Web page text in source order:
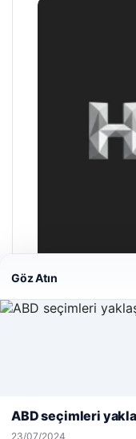
Hastaş Beton
Web sitemizi nasıl
deneyiminizi
Reddet Kabul
Göz Atın
ABD seçimleri
23/07/2024